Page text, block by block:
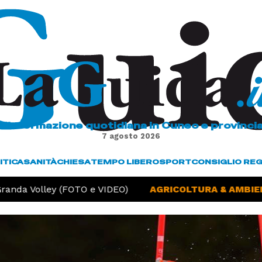
quotidiana in Cuneo e
7 agosto 2026
SANITÀCHIESATEMPO LIBEROSPORTCONSIGLIO
Volley (FOTO e VIDEO) AGRICOLTURA &